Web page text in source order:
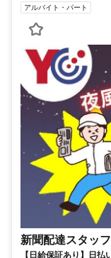
アルバイト・パート
新聞配達スタッ
【日給保証あり】日